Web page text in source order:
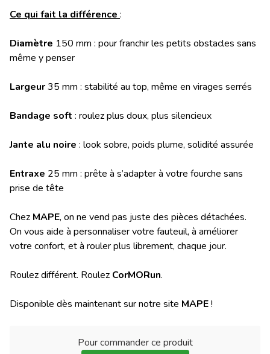
Ce qui fait la différence :
Diamètre 150 mm : pour franchir les petits obstacles sans
même y penser
Largeur35 mm : stabilité au top, même en virages serrés
Bandage soft : roulez plus doux, plus silencieux
Jante alu noire : look sobre, poids plume, solidité assurée
Entraxe 25 mm : prête à s’adapter à votre fourche sans
prise de tête
Chez MAPE, on ne vend pas juste des pièces détachées.
On vous aide à personnaliser votre fauteuil, à améliorer
votre confort, et à rouler plus librement, chaque jour.
Roulez différent. Roulez CorMORun.
Disponible dès maintenant sur notre site MAPE!
Pour commander ce produit: